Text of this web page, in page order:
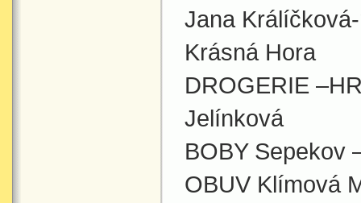
Jana
Krásná Hora
DROGERIE
Jelínková
BOBY Sepekov
OBUV Klímová